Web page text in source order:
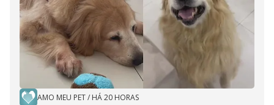
AMO MEU PET/ HÁ 20 HORAS